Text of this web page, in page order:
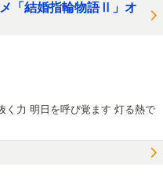
「結婚指輪物語Ⅱ」オ
く力 明日を呼び覚ます 灯る熱で